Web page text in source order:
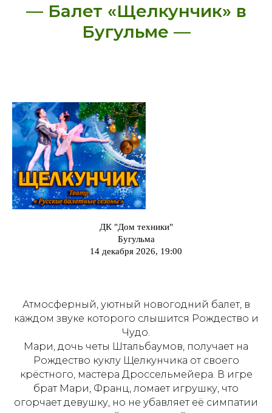
— Балет «Щелкунчик» в
Бугульме —
ДК "Дом техники"
Бугульма
14 декабря 2026, 19:00
Атмосферный, уютный новогодний балет, в
каждом звуке которого слышится Рождество и
Чудо.
Мари, дочь четы Штальбаумов, получает на
Рождество куклу Щелкунчика от своего
крёстного, мастера Дроссельмейера. В игре
брат Мари, Франц, ломает игрушку, что
огорчает девушку, но не убавляет её симпатии